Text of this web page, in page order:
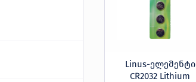
Linus-ელემენტი
CR2032 Lithium